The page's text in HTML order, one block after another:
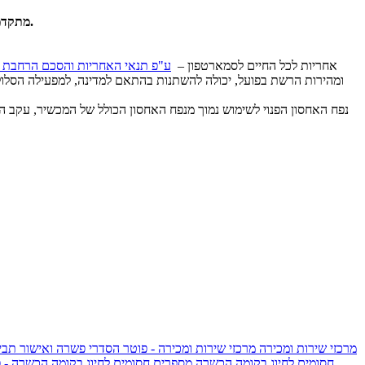
גלקסי S25 פלוס​ הוא דגם הביניים בסדרת Galaxy S25 והוא מיועד למי שמחפש מסך גדול יחד עם מערך צילום מתקדם ויכולות AI מתקדמות לשימוש יומיומי.
אחריות לכל החיים לסמארטפון – ע"פ תנאי האחריות והסכם הרחבת
נפח האחסון הפנוי לשימוש נמוך מנפח האחסון הכולל של המכשיר, עקב
מרכזי שירות ומכירה מרכזי שירות ומכירה - פוטר הסדרי פשרה ואישור